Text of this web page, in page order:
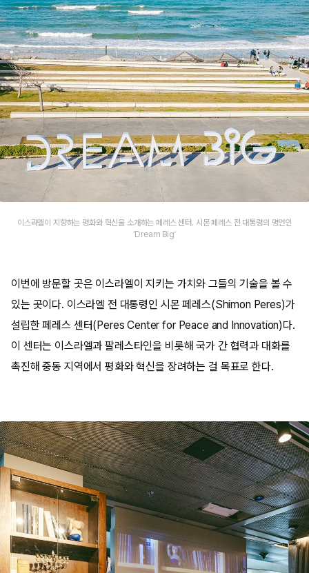
이스라엘이 지향하는 평화와 혁신을 소개하는 페레스 센터. 시몬 페레스 전 대통령의 명언인
‘Dream Big’
이번에 방문할 곳은 이스라엘이 지키는 가치와 그들의 기술을 볼 수
있는 곳이다. 이스라엘 전 대통령인 시몬 페레스(Shimon Peres)가
설립한 페레스 센터(Peres Center for Peace and Innovation)다.
이 센터는 이스라엘과 팔레스타인을 비롯해 국가 간 협력과 대화를
촉진해 중동 지역에서 평화와 혁신을 장려하는 걸 목표로 한다.